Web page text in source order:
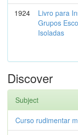
1924
Livro para
Grupos
Isoladas
Discover
Subject
Curso rudimentar